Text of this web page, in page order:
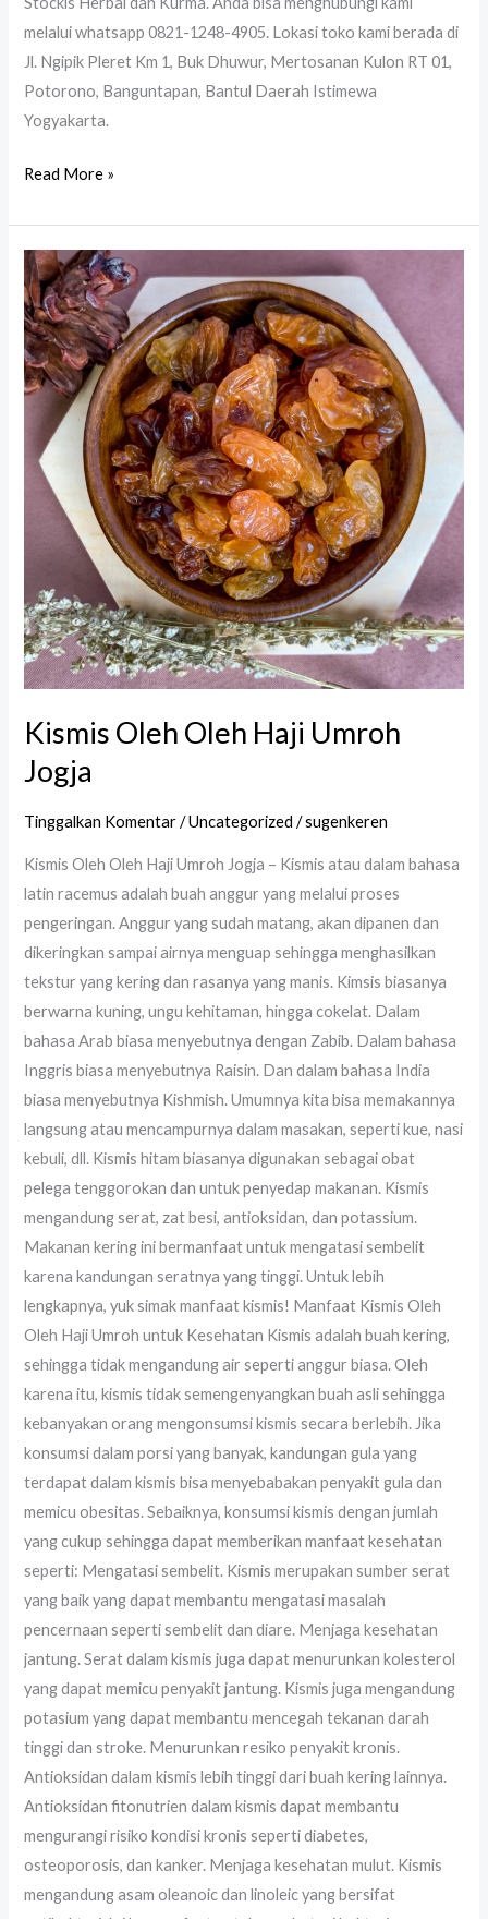
melalui whatsapp 0821-1248-4905. Lokasi toko kami berada di
Jl. Ngipik Pleret Km 1, Buk Dhuwur, Mertosanan Kulon RT 01,
Potorono, Banguntapan, Bantul Daerah Istimewa
Yogyakarta.
Read More »
Kismis Oleh Oleh Haji Umroh
Jogja
Tinggalkan Komentar /Uncategorized /sugenkeren
Kismis Oleh Oleh Haji Umroh Jogja – Kismis atau dalam bahasa
latin racemus adalah buah anggur yang melalui proses
pengeringan. Anggur yang sudah matang, akan dipanen dan
dikeringkan sampai airnya menguap sehingga menghasilkan
tekstur yang kering dan rasanya yang manis. Kimsis biasanya
berwarna kuning, ungu kehitaman, hingga cokelat. Dalam
bahasa Arab biasa menyebutnya dengan Zabib. Dalam bahasa
Inggris biasa menyebutnya Raisin. Dan dalam bahasa India
biasa menyebutnya Kishmish. Umumnya kita bisa memakannya
langsung atau mencampurnya dalam masakan, seperti kue, nasi
kebuli, dll. Kismis hitam biasanya digunakan sebagai obat
pelega tenggorokan dan untuk penyedap makanan. Kismis
mengandung serat, zat besi, antioksidan, dan potassium.
Makanan kering ini bermanfaat untuk mengatasi sembelit
karena kandungan seratnya yang tinggi. Untuk lebih
lengkapnya, yuk simak manfaat kismis! Manfaat Kismis Oleh
Oleh Haji Umroh untuk Kesehatan Kismis adalah buah kering,
sehingga tidak mengandung air seperti anggur biasa. Oleh
karena itu, kismis tidak semengenyangkan buah asli sehingga
kebanyakan orang mengonsumsi kismis secara berlebih. Jika
konsumsi dalam porsi yang banyak, kandungan gula yang
terdapat dalam kismis bisa menyebabakan penyakit gula dan
memicu obesitas. Sebaiknya, konsumsi kismis dengan jumlah
yang cukup sehingga dapat memberikan manfaat kesehatan
seperti: Mengatasi sembelit. Kismis merupakan sumber serat
yang baik yang dapat membantu mengatasi masalah
pencernaan seperti sembelit dan diare. Menjaga kesehatan
jantung. Serat dalam kismis juga dapat menurunkan kolesterol
yang dapat memicu penyakit jantung. Kismis juga mengandung
potasium yang dapat membantu mencegah tekanan darah
tinggi dan stroke. Menurunkan resiko penyakit kronis.
Antioksidan dalam kismis lebih tinggi dari buah kering lainnya.
Antioksidan fitonutrien dalam kismis dapat membantu
mengurangi risiko kondisi kronis seperti diabetes,
osteoporosis, dan kanker. Menjaga kesehatan mulut. Kismis
mengandung asam oleanoic dan linoleic yang bersifat
Kismis
Oleh
Oleh
Haji
Umroh